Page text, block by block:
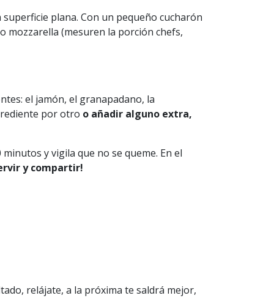
plana. Con un pequeño cucharón
mozzarella (mesuren la porción chefs,
el jamón, el granapadano, la
por otro o añadir alguno extra,
y vigila que no se queme. En el
y compartir!
relájate, a la próxima te saldrá mejor,